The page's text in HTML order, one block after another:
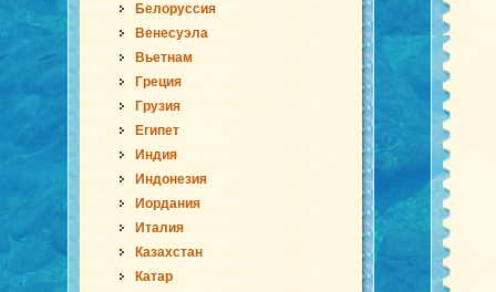
Белоруссия
Венесуэла
Вьетнам
Греция
Грузия
Египет
Индия
Индонезия
Иордания
Италия
Казахстан
Катар